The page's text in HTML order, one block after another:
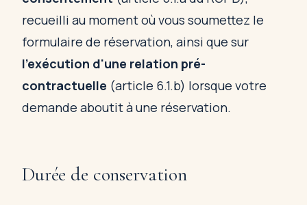
recueilli au moment où vous soumettez le
formulaire de réservation, ainsi que sur
l'exécution d'une relation pré-
contractuelle (article 6.1.b) lorsque votre
demande aboutit à une réservation.
Durée de conservation